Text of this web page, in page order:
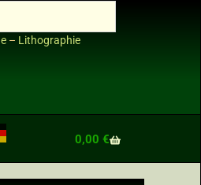
– Lithographie
0,00 €